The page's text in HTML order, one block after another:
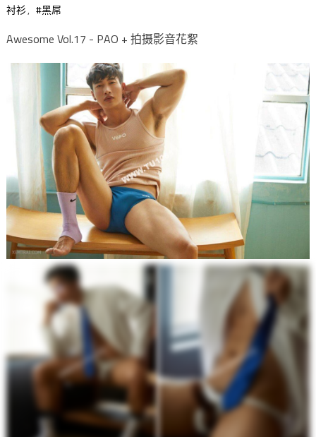
衬衫, #黑屌
Awesome Vol.17 - PAO + 拍摄影音花絮